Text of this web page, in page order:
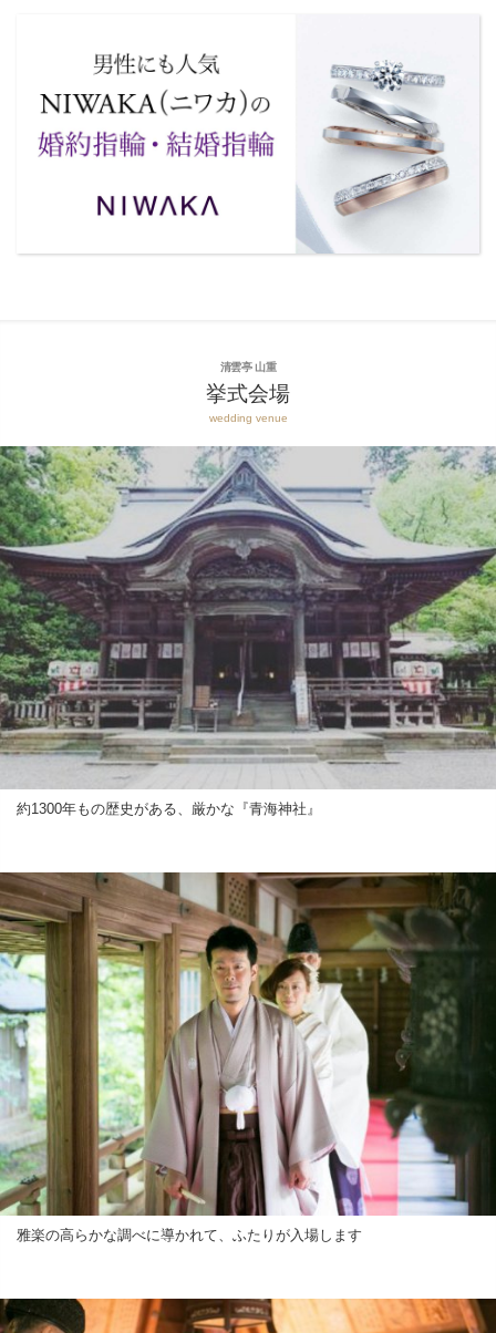
清雲亭 山重
挙式会場
wedding venue
約1300年もの歴史がある、厳かな『青海神社』
雅楽の高らかな調べに導かれて、ふたりが入場します